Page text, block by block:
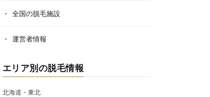
全国の脱毛施設
運営者情報
エリア別の脱毛情報
北海道・東北